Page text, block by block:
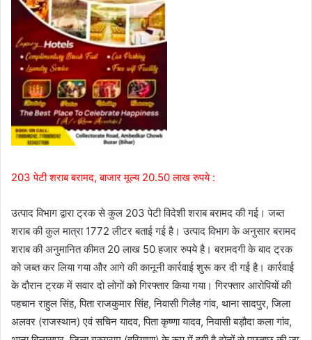
203 पेटी शराब बरामद, बाजार मूल्य 20.50 लाख रुपये :
उत्पाद विभाग द्वारा ट्रक से कुल 203 पेटी विदेशी शराब बरामद की गई। जब्त
शराब की कुल मात्रा 1772 लीटर बताई गई है। उत्पाद विभाग के अनुसार बरामद
शराब की अनुमानित कीमत 20 लाख 50 हजार रुपये है। बरामदगी के बाद ट्रक
को जब्त कर लिया गया और आगे की कानूनी कार्रवाई शुरू कर दी गई है। कार्रवाई
के दौरान ट्रक में सवार दो लोगों को गिरफ्तार किया गया। गिरफ्तार आरोपियों की
पहचान राहुल सिंह, पिता राजकुमार सिंह, निवासी गिलैह गांव, थाना सादपुर, जिला
अलवर (राजस्थान) एवं सचिन यादव, पिता कृष्णा यादव, निवासी बड़ौदा कला गांव,